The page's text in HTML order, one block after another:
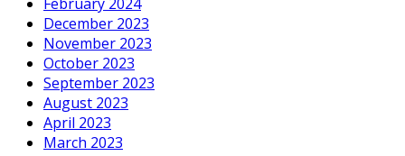
December 2023
November 2023
October 2023
September 2023
August 2023
April 2023
March 2023